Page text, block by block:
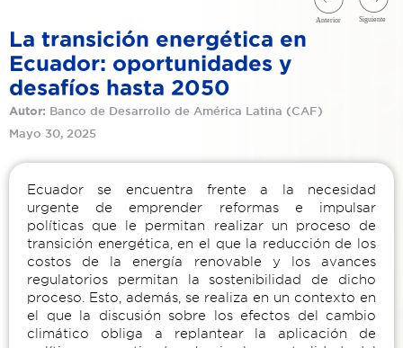
La transición energética en
Ecuador: oportunidades y
desafíos hasta 2050
Autor: Banco de Desarrollo de América Latina (CAF)
Mayo 30, 2025
Ecuador se encuentra frente a la necesidad
urgente de emprender reformas e impulsar
políticas que le permitan realizar un proceso de
transición energética, en el que la reducción de los
costos de la energía renovable y los avances
regulatorios permitan la sostenibilidad de dicho
proceso. Esto, además, se realiza en un contexto en
el que la discusión sobre los efectos del cambio
climático obliga a replantear la aplicación de